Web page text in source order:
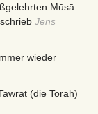
Mūsā
Jens
wieder
(die Torah)